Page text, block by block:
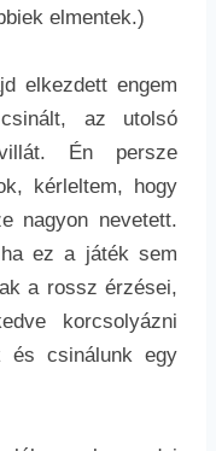
elmentek.)
elkezdett engem
az utolsó
Én persze
kérleltem, hogy
nagyon nevetett.
ez a játék sem
a rossz érzései,
korcsolyázni
és csinálunk egy